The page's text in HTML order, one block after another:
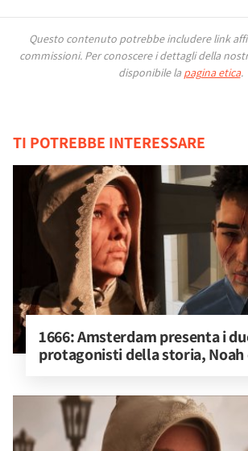
Questo contenuto potrebbe includere link
commissioni. Per conoscere i dettagli della
disponibile la pagina etica.
TI POTREBBE INTERESSARE
1666: Amsterdam presenta i
protagonisti della storia, Noah